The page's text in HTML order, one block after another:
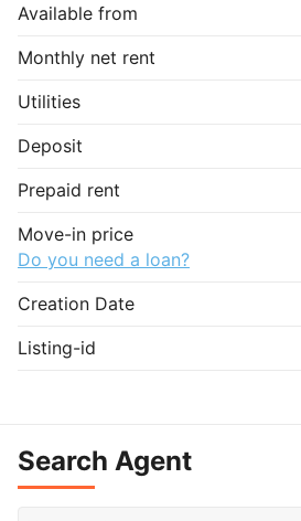
Available from
Monthly net rent
Utilities
Deposit
Prepaid rent
Move-in price
Do you need a loan?
Creation Date
Listing-id
Search Agent